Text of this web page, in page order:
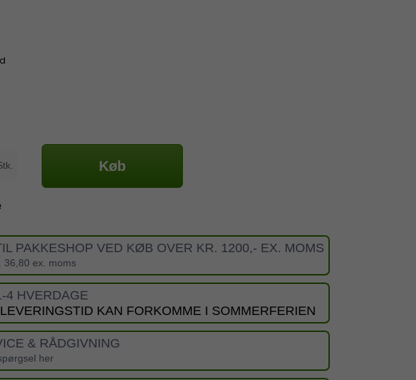
Køb
PAKKESHOP VED KØB OVER KR. 1200,- EX. MOMS
36,80 ex. moms
4 HVERDAGE
KAN FORKOMME I SOMMERFERIEN
& RÅDGIVNING
her